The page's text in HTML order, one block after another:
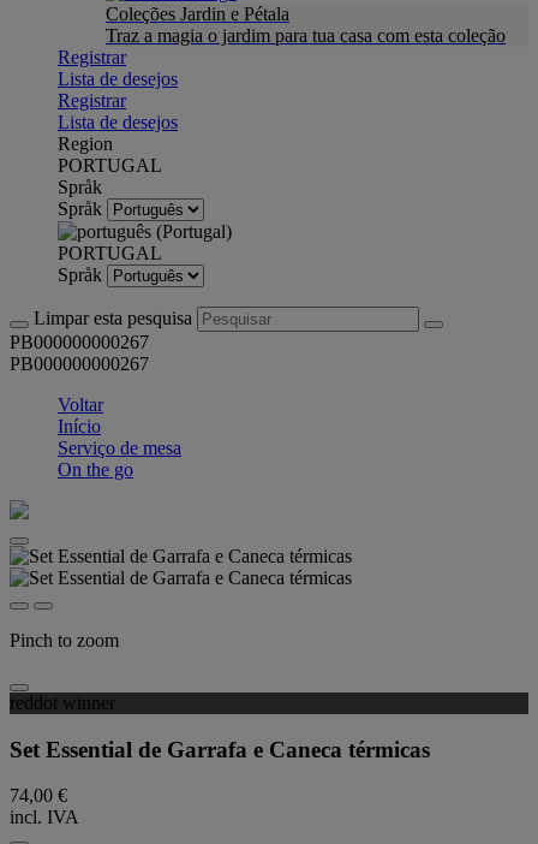
Coleções Jardin e Pétala
Traz a magia o jardim para tua casa com esta coleção
Registrar
Lista de desejos
Registrar
Lista de desejos
Region
PORTUGAL
Språk
Språk
PORTUGAL
Språk
Limpar esta pesquisa
PB000000000267
PB000000000267
Voltar
Início
Serviço de mesa
On the go
Pinch to zoom
reddot winner
Set Essential de Garrafa e Caneca térmicas
74,00 €
incl. IVA